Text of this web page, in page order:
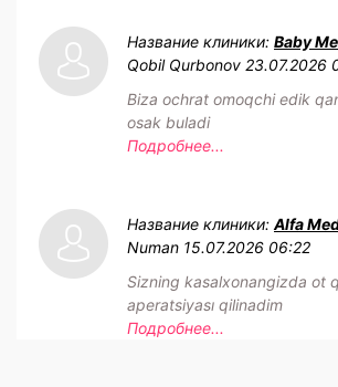
Название клиники: Baby
Qobil Qurbonov 23.07.2026
Biza ochrat omoqchi edik
osak buladi
Подробнее...
Название клиники:Alfa
Numan 15.07.2026 06:22
Sizning kasalxonangizda ot
aperatsiyası qilinadim
Подробнее...